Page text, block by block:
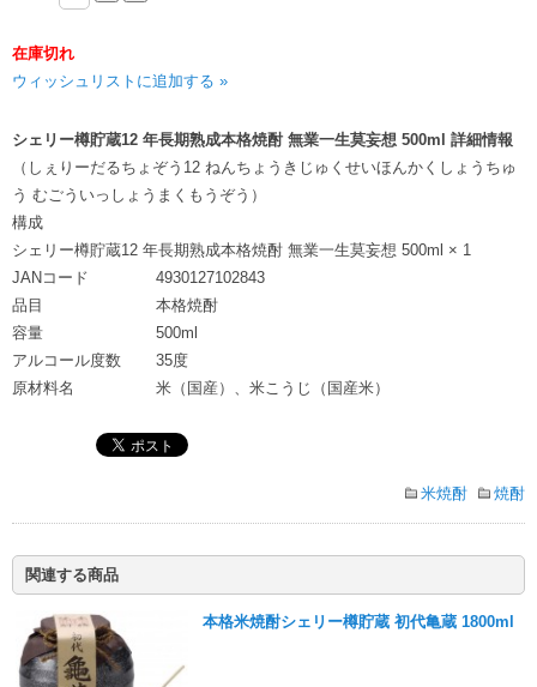
在庫切れ
ウィッシュリストに追加する »
シェリー樽貯蔵12 年長期熟成本格焼酎 無業一生莫妄想 500ml 詳細情報
（しぇりーだるちょぞう12 ねんちょうきじゅくせいほんかくしょうちゅ
う むごういっしょうまくもうぞう）
構成
シェリー樽貯蔵12 年長期熟成本格焼酎 無業一生莫妄想 500ml × 1
JANコード
4930127102843
品目
本格焼酎
容量
500ml
アルコール度数
35度
原材料名
米（国産）、米こうじ（国産米）
米焼酎 焼酎
関連する商品
本格米焼酎シェリー樽貯蔵 初代亀蔵 1800ml